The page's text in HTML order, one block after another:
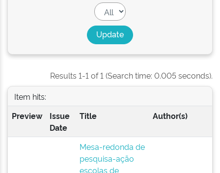
Results 1-1 of 1 (Search time: 0.005 seconds).
Item hits:
Preview
Issue
Date
Title Author(s)
Mesa-redonda de
pesquisa-ação
escolas de